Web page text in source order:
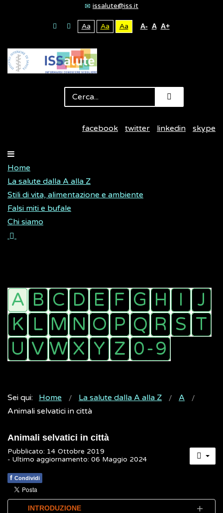
issalute@iss.it
Aa Aa Aa A- A A+
facebook twitter linkedin skype
Home
La salute dalla A alla Z
Stili di vita, alimentazione e ambiente
Falsi miti e bufale
Chi siamo
Sei qui: Home La salute dalla A alla Z
A
Animali selvatici in città
Animali selvatici in città
Pubblicato: 14 Ottobre 2019
- Ultimo aggiornamento: 06 Maggio 2024
f Condividi
INTRODUZIONE